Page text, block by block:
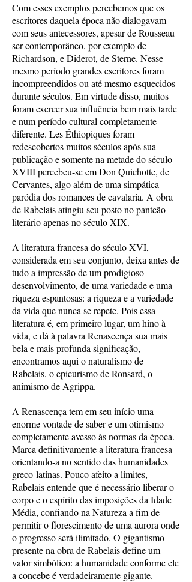
Com esses exemplos percebemos que os
escritores daquela época não dialogavam
com seus antecessores, apesar de Rousseau
ser contemporâneo, por exemplo de
Richardson, e Diderot, de Sterne. Nesse
mesmo período grandes escritores foram
incompreendidos ou até mesmo esquecidos
durante séculos. Em virtude disso, muitos
foram exercer sua influência bem mais tarde
e num período cultural completamente
diferente. Les Éthiopiques foram
redescobertos muitos séculos após sua
publicação e somente na metade do século
XVIII percebeu-se em Don Quichotte, de
Cervantes, algo além de uma simpática
paródia dos romances de cavalaria. A obra
de Rabelais atingiu seu posto no panteão
literário apenas no século XIX.
A literatura francesa do século XVI,
considerada em seu conjunto, deixa antes de
tudo a impressão de um prodigioso
desenvolvimento, de uma variedade e uma
riqueza espantosas: a riqueza e a variedade
da vida que nunca se repete. Pois essa
literatura é, em primeiro lugar, um hino à
vida, e dá à palavra Renascença sua mais
bela e mais profunda significação,
encontramos aqui o naturalismo de
Rabelais, o epicurismo de Ronsard, o
animismo de Agrippa.
A Renascença tem em seu início uma
enorme vontade de saber e um otimismo
completamente avesso às normas da época.
Marca definitivamente a literatura francesa
orientando-a no sentido das humanidades
greco-latinas. Pouco afeito a limites,
Rabelais entende que é necessário liberar o
corpo e o espírito das imposições da Idade
Média, confiando na Natureza a fim de
permitir o florescimento de uma aurora onde
o progresso será ilimitado. O gigantismo
presente na obra de Rabelais define um
valor simbólico: a humanidade conforme ele
a concebe é verdadeiramente gigante.